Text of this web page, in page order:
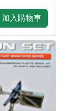
加入購物車